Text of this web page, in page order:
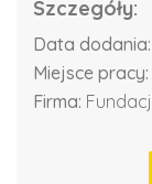
Szczegóły:
Data dodania:
Miejsce pracy:
Firma: